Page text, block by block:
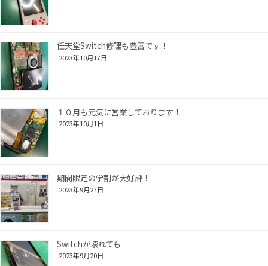
任天堂Switch修理も豊富です！
2023年10月17日
１０月も元気に営業しております！
2023年10月1日
期間限定の学割が大好評！
2023年9月27日
Switchが壊れても
2023年9月20日